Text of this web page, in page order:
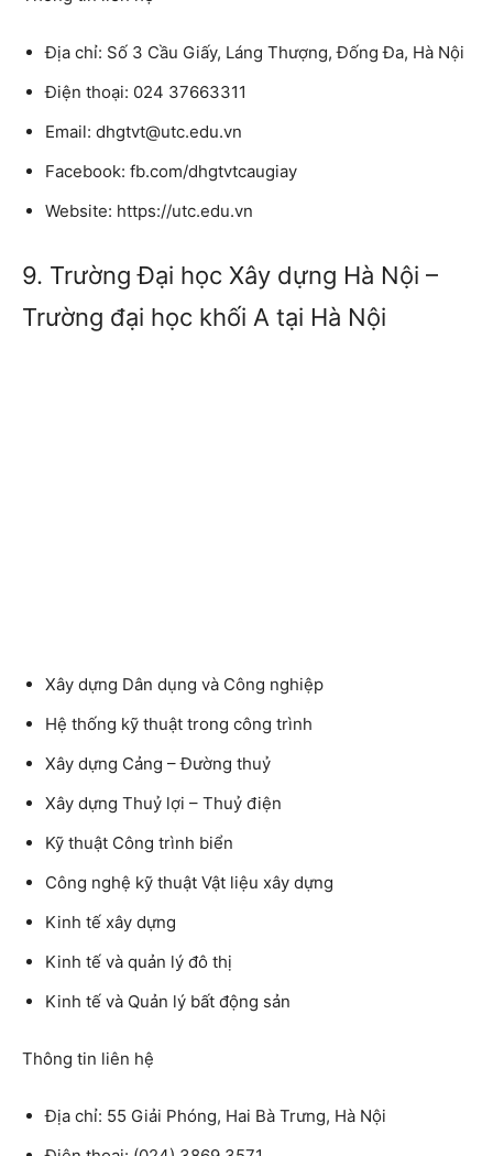
Địa chỉ: Số 3 Cầu Giấy, Láng Thượng, Đống Đa, Hà Nội
Điện thoại: 024 37663311
Email: dhgtvt@utc.edu.vn
Facebook: fb.com/dhgtvtcaugiay
Website: https://utc.edu.vn
9. Trường Đại học Xây dựng Hà Nội –
Trường đại học khối A tại Hà Nội
Xây dựng Dân dụng và Công nghiệp
Hệ thống kỹ thuật trong công trình
Xây dựng Cảng – Đường thuỷ
Xây dựng Thuỷ lợi – Thuỷ điện
Kỹ thuật Công trình biển
Công nghệ kỹ thuật Vật liệu xây dựng
Kinh tế xây dựng
Kinh tế và quản lý đô thị
Kinh tế và Quản lý bất động sản
Thông tin liên hệ
Địa chỉ: 55 Giải Phóng, Hai Bà Trưng, Hà Nội